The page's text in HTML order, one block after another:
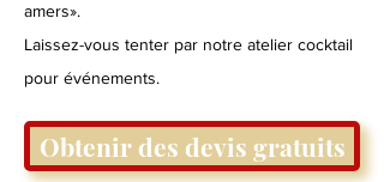
amers».
Laissez-vous tenter par notre atelier cocktail
pour événements.
Obtenir des devis gratuits